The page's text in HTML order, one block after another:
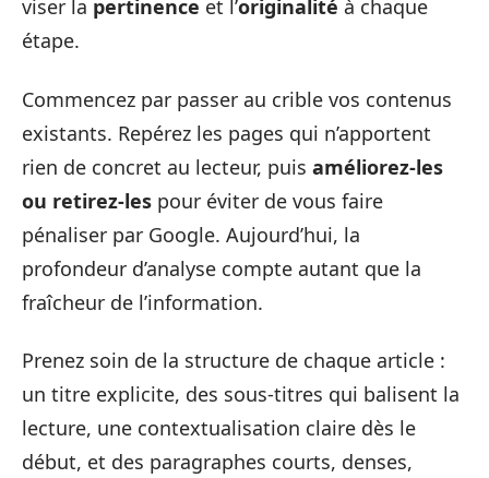
viser la pertinence et l’originalité à chaque
étape.
Commencez par passer au crible vos contenus
existants. Repérez les pages qui n’apportent
rien de concret au lecteur, puis améliorez-les
ou retirez-les pour éviter de vous faire
pénaliser par Google. Aujourd’hui, la
profondeur d’analyse compte autant que la
fraîcheur de l’information.
Prenez soin de la structure de chaque article :
un titre explicite, des sous-titres qui balisent la
lecture, une contextualisation claire dès le
début, et des paragraphes courts, denses,